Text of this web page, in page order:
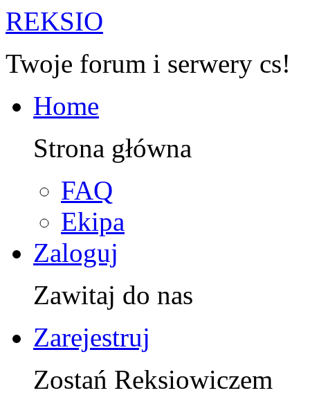
REKSIO
Twoje forum i serwery cs!
Home
Strona główna
FAQ
Ekipa
Zaloguj
Zawitaj do nas
Zarejestruj
Zostań Reksiowiczem